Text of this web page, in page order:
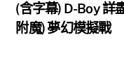
(含字幕) D-Boy 詳
附魔) 夢幻模擬戰